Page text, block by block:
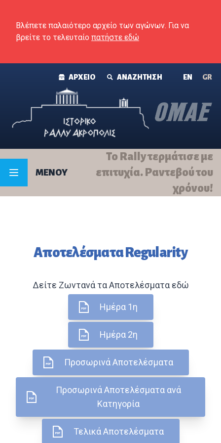
Βλέπετε παλαιότερο αρχείο των αγώνων. Για να
βρείτε το τελευταίο πατήστε εδώ
ΑΡΧΕΙΟ ΑΝΑΖΗΤΗΣΗ ΕΝ GR
MENOY
Το Rally τερμάτισε με
επιτυχία. Ραντεβού του
χρόνου!
Αποτελέσματα Regularity
Δείτε Ζωντανά τα Αποτελέσματα εδώ
Ημέρα 1η
Ημέρα 2η
Προσωρινά Αποτελέσματα
Προσωρινά Αποτελέσματα ανά
Κατηγορία
Τελικά Αποτελέσματα